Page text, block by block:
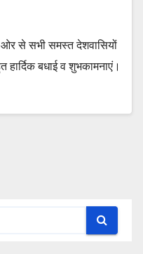
से सभी समस्त देशवासियों
हार्दिक बधाई व शुभकामनाएं।